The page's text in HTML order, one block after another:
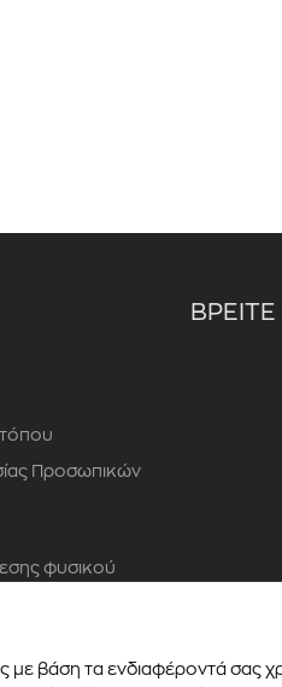
Προσωπικών
φυσικού
με βάση τα ενδιαφέροντά σας